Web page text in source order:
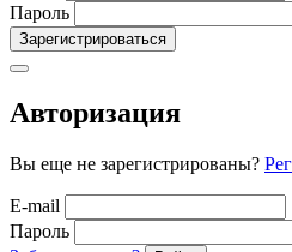
Пароль
Зарегистрироваться
Авторизация
Вы еще не зарегистрированы?
E-mail
Пароль